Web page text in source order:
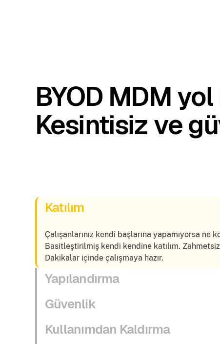
BYOD MDM
Kesintisiz ve
Katılım
Çalışanlarınız kendi başlarına yapamıyorsa ne
Basitleştirilmiş kendi kendine katılım. Zahmetsiz
Dakikalar içinde çalışmaya hazır.
Yapılandırma
Güvenlik
Kullanımdan Kaldırma